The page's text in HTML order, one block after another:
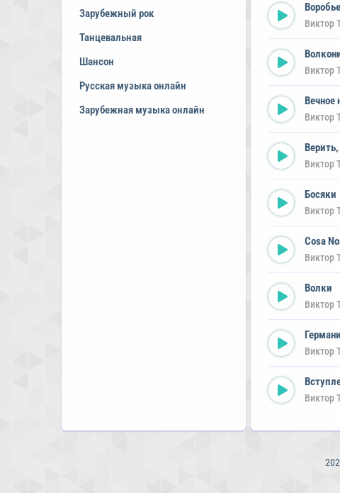
Зарубежный рок
Танцевальная
Шансон
Русская музыка онлайн
Зарубежная музыка онлайн
Виктор
Виктор
Вечное
Виктор
Виктор
Босяки
Виктор
Cosa
Виктор
Волки
Виктор
Виктор
Виктор